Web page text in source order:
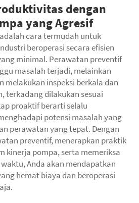
dengan
yang Agresif
cara termudah untuk
beroperasi secara efisien
minimal. Perawatan preventif
masalah terjadi, melainkan
melakukan inspeksi berkala dan
terkadang dilakukan sesuai
proaktif berarti selalu
potensi masalah yang
perawatan yang tepat. Dengan
preventif, menerapkan praktik
kinerja pompa, serta memeriksa
Anda akan mendapatkan
hemat biaya dan beroperasi